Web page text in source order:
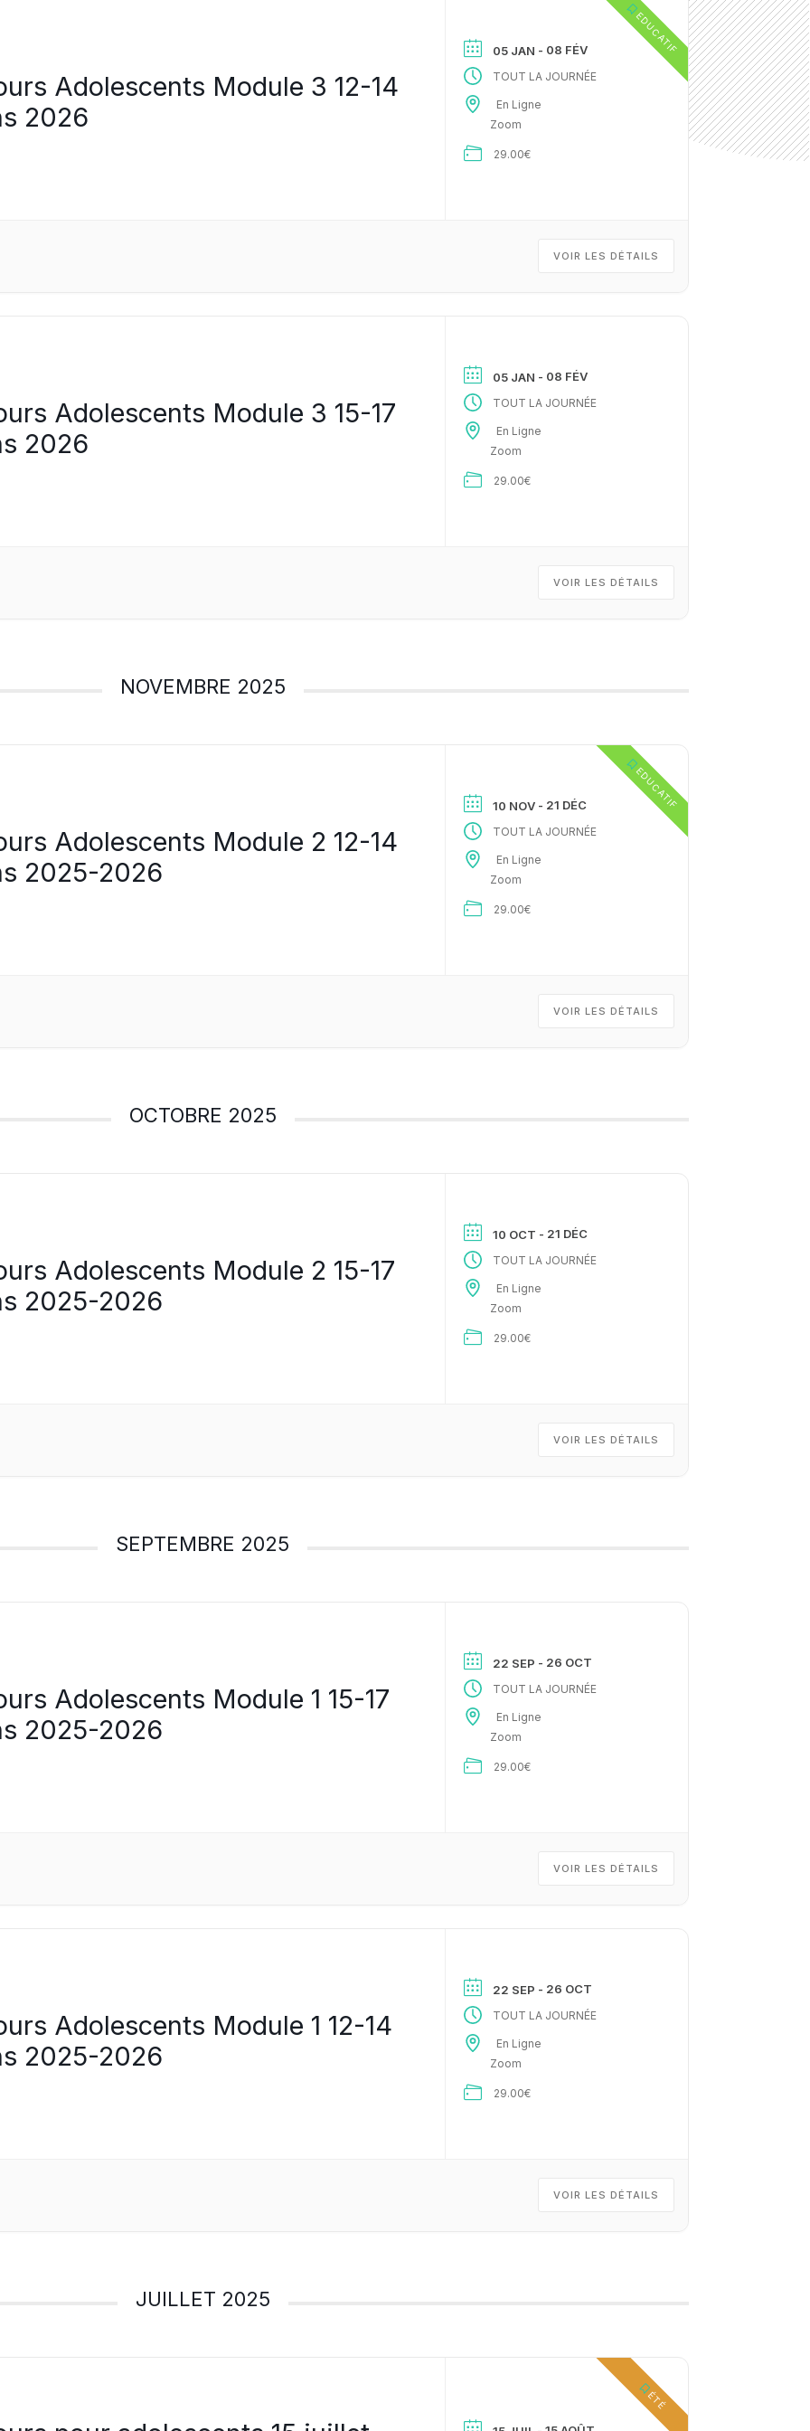
Adolescents Module 3 12-14
2026
05 JAN - 08 FÉV EDUCATIF
TOUT LA JOURNÉE
En Ligne
Zoom
29.00€
VOIR LES DÉTAILS
Adolescents Module 3 15-17
2026
05 JAN - 08 FÉV
TOUT LA JOURNÉE
En Ligne
Zoom
29.00€
VOIR LES DÉTAILS
NOVEMBRE 2025
Adolescents Module 2 12-14
2025-2026
10 NOV - 21 DÉC EDUCATIF
TOUT LA JOURNÉE
En Ligne
Zoom
29.00€
VOIR LES DÉTAILS
OCTOBRE 2025
Adolescents Module 2 15-17
2025-2026
10 OCT - 21 DÉC
TOUT LA JOURNÉE
En Ligne
Zoom
29.00€
VOIR LES DÉTAILS
SEPTEMBRE 2025
Adolescents Module 1 15-17
2025-2026
22 SEP - 26 OCT
TOUT LA JOURNÉE
En Ligne
Zoom
29.00€
VOIR LES DÉTAILS
Adolescents Module 1 12-14
2025-2026
22 SEP - 26 OCT
TOUT LA JOURNÉE
En Ligne
Zoom
29.00€
VOIR LES DÉTAILS
JUILLET 2025
ÉTÉ